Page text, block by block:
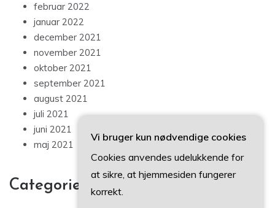
februar 2022
januar 2022
december 2021
november 2021
oktober 2021
september 2021
august 2021
juli 2021
juni 2021
maj 2021
Categories
Vi bruger kun nødvendige cookies
Cookies anvendes udelukkende for
at sikre, at hjemmesiden fungerer
korrekt.